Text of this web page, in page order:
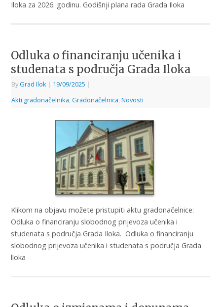
Iloka za 2026. godinu. Godišnji plana rada Grada Iloka
Odluka o financiranju učenika i
studenata s područja Grada Iloka
ByGrad Ilok | 19/09/2025 |
Akti gradonačelnika Gradonačelnica Novosti
Klikom na objavu možete pristupiti aktu gradonačelnice:
Odluka o financiranju slobodnog prijevoza učenika i
studenata s područja Grada Iloka. Odluka o financiranju
slobodnog prijevoza učenika i studenata s područja Grada
lloka